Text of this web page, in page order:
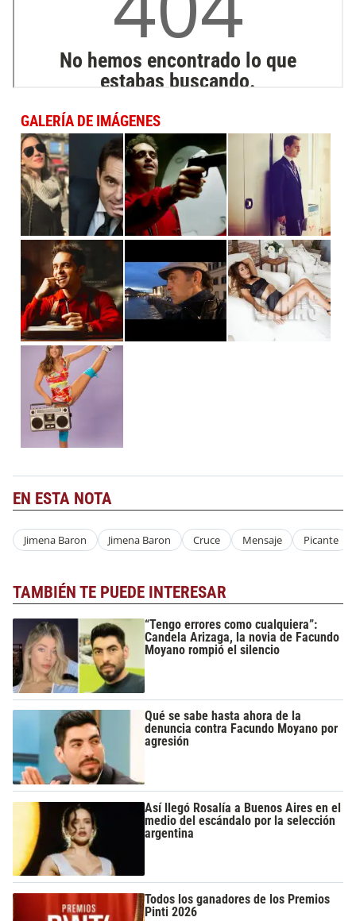
GALERÍA DE IMÁGENES
EN ESTA NOTA
Jimena Baron Jimena Baron Cruce Mensaje Picante
TAMBIÉN TE PUEDE INTERESAR
“Tengo errores como cualquiera”:
Candela Arizaga, la novia de Facundo
Moyano rompió el silencio
Qué se sabe hasta ahora de la
denuncia contra Facundo Moyano por
agresión
Así llegó Rosalía a Buenos Aires en el
medio del escándalo por la selección
argentina
Todos los ganadores de los Premios
Pinti 2026